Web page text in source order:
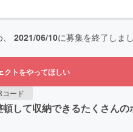
2021/06/10に募集を終了しま
クトをやってほしい
コード
して収納できるたくさん